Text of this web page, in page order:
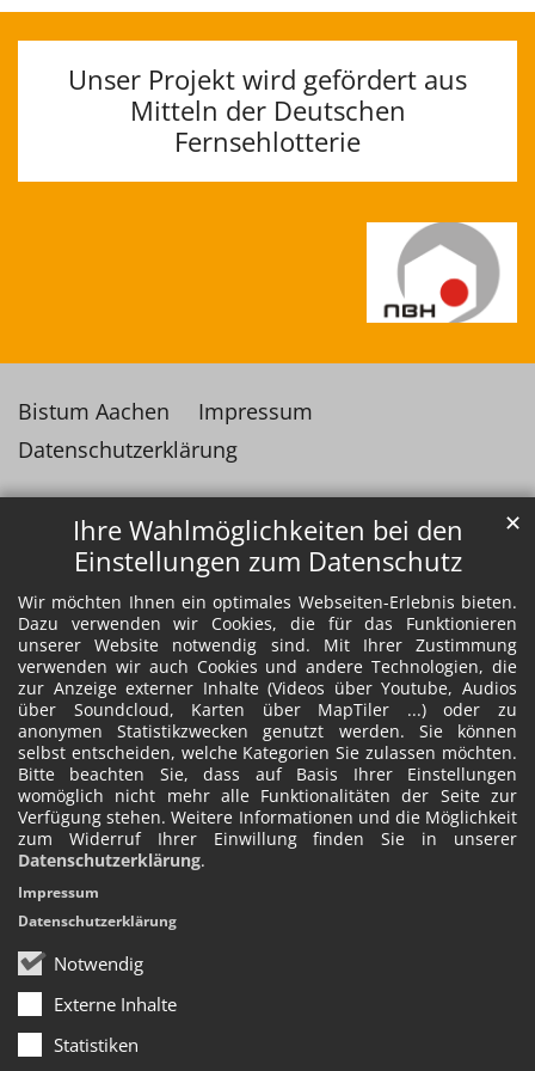
Ihre Wahlmöglichkeiten bei den
Einstellungen zum Datenschutz
Wir möchten Ihnen ein optimales Webseiten-Erlebnis bieten.
Dazu verwenden wir Cookies, die für das Funktionieren
unserer Website notwendig sind. Mit Ihrer Zustimmung
verwenden wir auch Cookies und andere Technologien, die
zur Anzeige externer Inhalte (Videos über Youtube, Audios
über Soundcloud, Karten über MapTiler ...) oder zu
anonymen Statistikzwecken genutzt werden. Sie können
selbst entscheiden, welche Kategorien Sie zulassen möchten.
Bitte beachten Sie, dass auf Basis Ihrer Einstellungen
womöglich nicht mehr alle Funktionalitäten der Seite zur
Verfügung stehen. Weitere Informationen und die Möglichkeit
zum Widerruf Ihrer Einwillung finden Sie in unserer
Datenschutzerklärung.
Notwendig
Externe Inhalte
Statistiken
✕
Impressum
Datenschutzerklärung
Unser Projekt wird gefördert aus
Mitteln der Deutschen
Fernsehlotterie
Bistum Aachen
Impressum
Datenschutzerklärung